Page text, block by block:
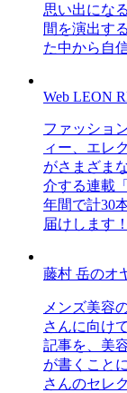
思い出にな
間を演出す
た中から自
Web LEON
ファッショ
ィー、エレ
がさまざま
介する連載
年間で計30
届けします
藤村 岳のオ
メンズ美容
さんに向け
記事を、美
が書くこと
さんのセレ